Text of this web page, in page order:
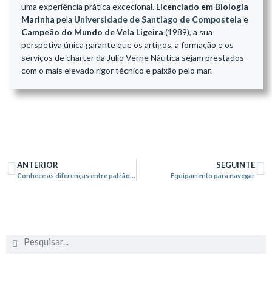
uma experiência prática excecional. Licenciado em Biologia
Marinha pela Universidade de Santiago de Compostela e
Campeão do Mundo de Vela Ligeira (1989), a sua
perspetiva única garante que os artigos, a formação e os
serviços de charter da Julio Verne Náutica sejam prestados
com o mais elevado rigor técnico e paixão pelo mar.
ANTERIOR
Conhece as diferenças entre patrão de iate e capitão de iate?
SEGUINTE
Equipamento para navegar